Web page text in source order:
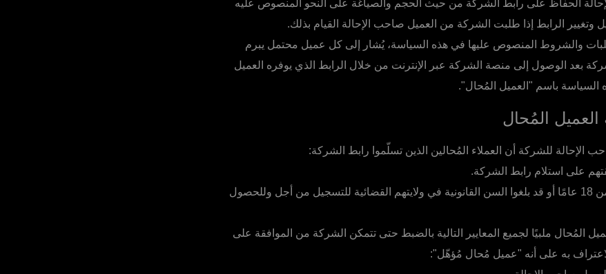
الحفاظ على رابط الشركة من حيث الحجم والصياغة على النحو المنصوص عليه
وتغيير الرابط إذا طلبت الشركة من العميل صاحب الإحالة القيام بذلك.
والشروط المنصوص عليها في هذه السياسة، يُشار إلى كل عميل محتمل يبرم
بعد الوصول إلى منصة الشركة عبر الإنترنت من خلال الرابط الذي يوفره العميل
باسم "العميل المُحال".
العميل المُحال
الإحالة للشركة أن العملاء المُحالين الذين تسلّموا رابط الشركة:
على استلام رابط الشركة.
أعمارهم أكبر من 18 عامًا أو قد بلغوا السن القانونية في ولايتهم القضائية للتسجيل من أجل وللحصول
المُحال ملبيًا لجميع المعايير التالية بالضبط حتى تتمكن الشركة من الموافقة على
به على أنه "عميل مُحال مُؤهّل":